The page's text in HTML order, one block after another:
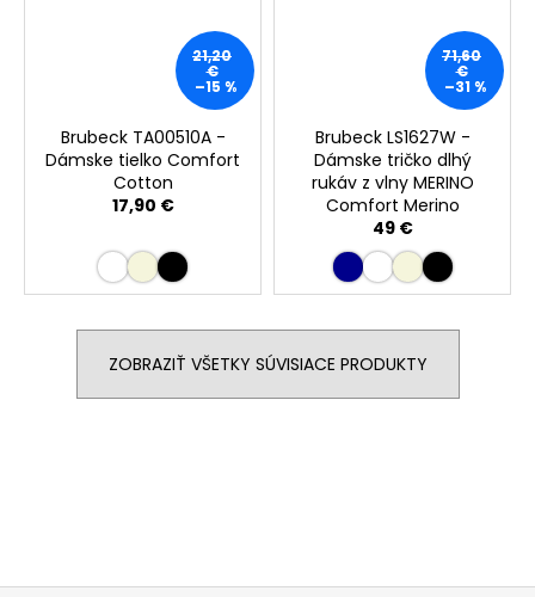
21,20
€
–15 %
Brubeck TA00510A -
Dámske tielko Comfort
Cotton
17,90 €
71,60
€
–31 %
Brubeck LS1627W -
Dámske tričko dlhý
rukáv z vlny MERINO
Comfort Merino
49 €
ZOBRAZIŤ VŠETKY SÚVISIACE PRODUKTY